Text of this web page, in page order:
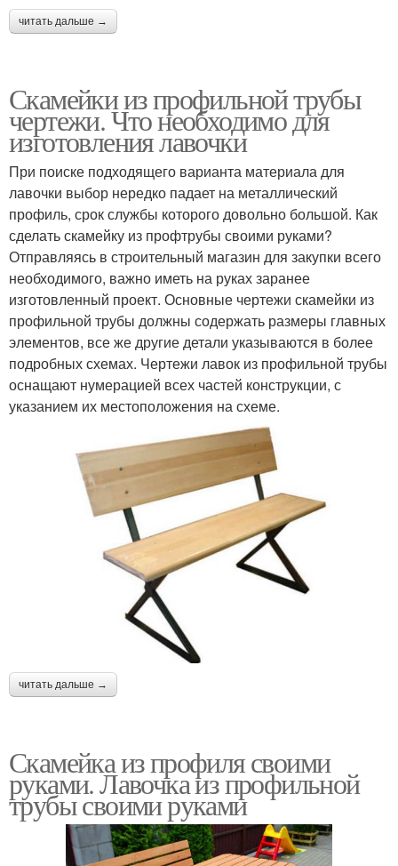
читать дальше →
Скамейки из профильной трубы
чертежи. Что необходимо для
изготовления лавочки
При поиске подходящего варианта материала для
лавочки выбор нередко падает на металлический
профиль, срок службы которого довольно большой. Как
сделать скамейку из профтрубы своими руками?
Отправляясь в строительный магазин для закупки всего
необходимого, важно иметь на руках заранее
изготовленный проект. Основные чертежи скамейки из
профильной трубы должны содержать размеры главных
элементов, все же другие детали указываются в более
подробных схемах. Чертежи лавок из профильной трубы
оснащают нумерацией всех частей конструкции, с
указанием их местоположения на схеме.
читать дальше →
Скамейка из профиля своими
руками. Лавочка из профильной
трубы своими руками